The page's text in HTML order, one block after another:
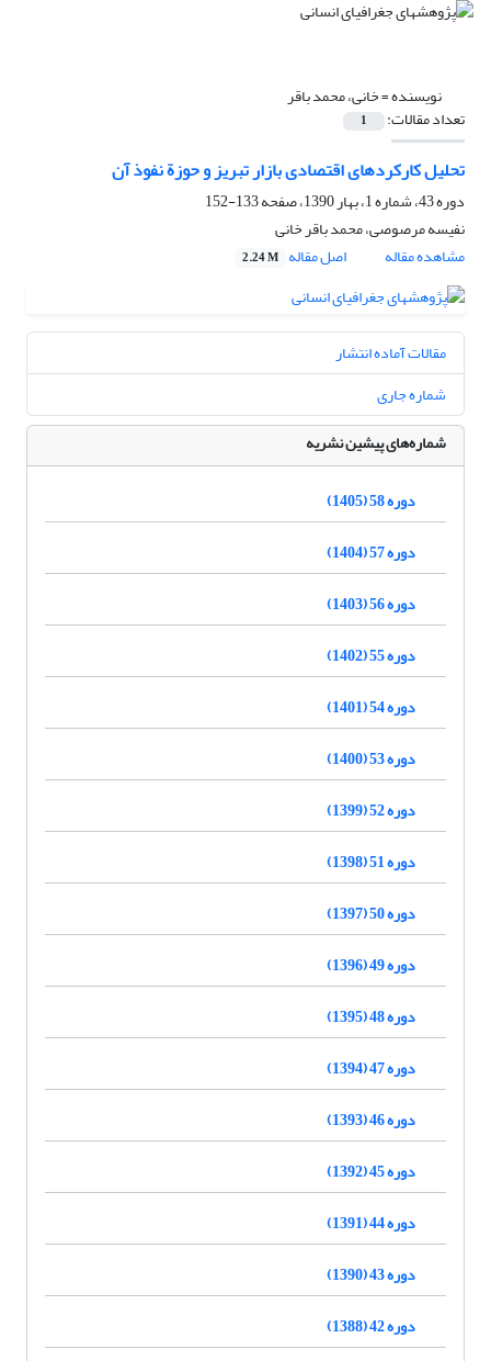
نویسنده =خانی، محمد باقر
تعداد مقالات: 1
تحلیل کارکردهای اقتصادی بازار تبریز و حوزة نفوذ آن
دوره 43، شماره 1، بهار 1390، صفحه
133-152
نفیسه مرصوصی، محمد باقر خانی
مشاهده مقاله
اصل مقاله 2.24 M
مقالات آماده انتشار
شماره جاری
شماره‌های پیشین نشریه
دوره 58 (1405)
دوره 57 (1404)
دوره 56 (1403)
دوره 55 (1402)
دوره 54 (1401)
دوره 53 (1400)
دوره 52 (1399)
دوره 51 (1398)
دوره 50 (1397)
دوره 49 (1396)
دوره 48 (1395)
دوره 47 (1394)
دوره 46 (1393)
دوره 45 (1392)
دوره 44 (1391)
دوره 43 (1390)
دوره 42 (1388)